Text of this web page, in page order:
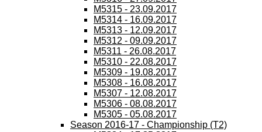
M5315 - 23.09.2017
M5314 - 16.09.2017
M5313 - 12.09.2017
M5312 - 09.09.2017
M5311 - 26.08.2017
M5310 - 22.08.2017
M5309 - 19.08.2017
M5308 - 16.08.2017
M5307 - 12.08.2017
M5306 - 08.08.2017
M5305 - 05.08.2017
Season 2016-17 - Championship (T2)